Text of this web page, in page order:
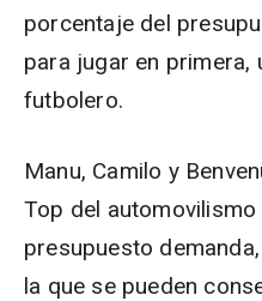
porcentaje del
para jugar en primera,
futbolero.
Manu, Camilo y
Top del
presupuesto
la que se pueden